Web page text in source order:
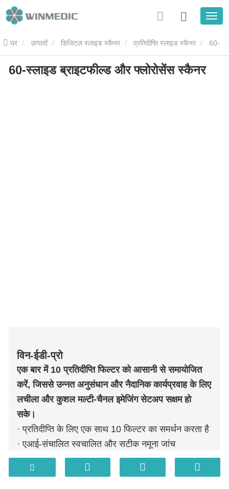
घर उत्पादों डिजिटल स्लाइड स्कैनर प्रतिदीप्ति स्लाइड स्कैनर
स्लाइड ब्राइटफील्ड और फ्लोरोसेंस स्कैनर
60-स्लाइड ब्राइटफील्ड और फ्लोरोसेंस स्कैनर
विन-ईडी-प्रो
एक बार में 10 प्रतिदीप्ति फिल्टर को आसानी से समायोजित
करें, जिससे उन्नत अनुसंधान और नैदानिक ​​कार्यप्रवाह के लिए
लचीला और कुशल मल्टी-चैनल इमेजिंग सेटअप सक्षम हो
सके।
· प्रतिदीप्ति के लिए एक साथ 10 फिल्टर का समर्थन करता है
· एआई-संचालित स्वचालित और सटीक नमूना जांच
· एक क्लिक से शुरू करें, वॉक-अवे स्कैनिंग
· एक ही समय में उच्च गति और उच्च गुणवत्ता